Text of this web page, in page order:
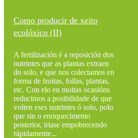
Como producir de xeito
ecolóxico (II)
A fertilización é a reposición dos
nutrintes que as plantas extraen
do solo, e que nos colectamos en
forma de froitas, follas, plantas,
etc. Con elo en moitas ocasións
reducimos a posibilidade de que
volten eses nutrintes ó solo, polo
que sin o enriquecimento
posterior, iriase empobrecendo
rápidamente...